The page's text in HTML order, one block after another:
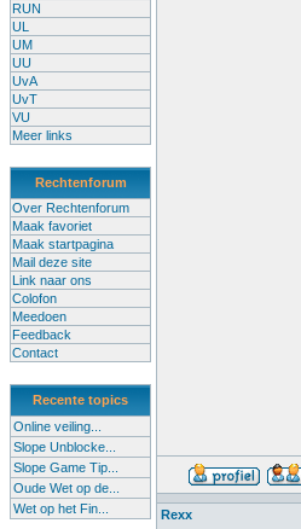
RUN
UL
UM
UU
UvA
UvT
VU
Meer links
Rechtenforum
Over Rechtenforum
Maak favoriet
Maak startpagina
Mail deze site
Link naar ons
Colofon
Meedoen
Feedback
Contact
Recente topics
Online veiling...
Slope Unblocke...
Slope Game Tip...
Oude Wet op de...
Wet op het Fin...
Rexx